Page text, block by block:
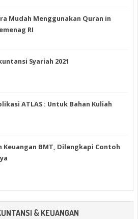
Mudah Menggunakan Quran in
RI
Syariah 2021
ATLAS : Untuk Bahan Kuliah
Keuangan BMT, Dilengkapi Contoh
& KEUANGAN